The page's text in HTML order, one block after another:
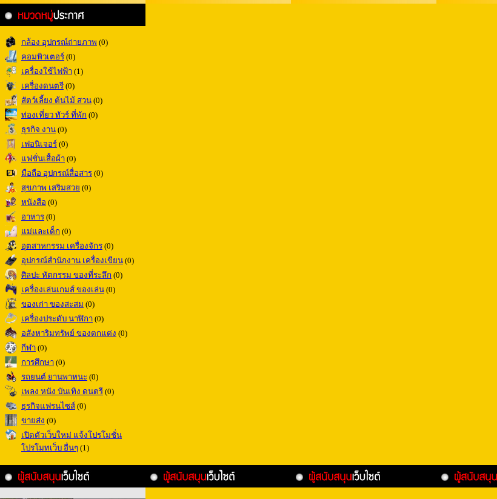
กล้อง อุปกรณ์ถ่ายภาพ (0)
คอมพิวเตอร์ (0)
เครื่องใช้ไฟฟ้า (1)
เครื่องดนตรี (0)
สัตว์เลี้ยง ต้นไม้ สวน (0)
ท่องเที่ยว ทัวร์ ที่พัก (0)
ธุรกิจ งาน (0)
เฟอนิเจอร์ (0)
แฟชั่นเสื้อผ้า (0)
มือถือ อุปกรณ์สื่อสาร (0)
สุขภาพ เสริมสวย (0)
หนังสือ (0)
อาหาร (0)
แม่และเด็ก (0)
อุตสาหกรรม เครื่องจักร (0)
อุปกรณ์สำนักงาน เครื่องเขียน (0)
ศิลปะ หัตกรรม ของที่ระลึก (0)
เครื่องเล่นเกมส์ ของเล่น (0)
ของเก่า ของสะสม (0)
เครื่องประดับ นาฬิกา (0)
อสังหาริมทรัพย์ ของตกแต่ง (0)
กีฬา (0)
การศึกษา (0)
รถยนต์ ยานพาหนะ (0)
เพลง หนัง บันเทิง ดนตรี (0)
ธุรกิจแฟรนไซส์ (0)
ขายส่ง (0)
เปิดตัวเว็บใหม่ แจ้งโปรโมชั่น
โปรโมทเว็บ อื่นๆ (1)